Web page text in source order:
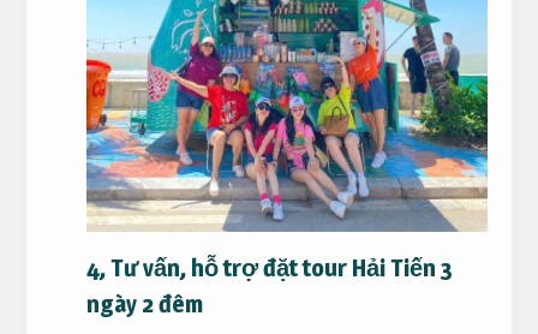
4, Tư vấn, hỗ trợ đặt tour Hải Tiến 3
ngày 2 đêm